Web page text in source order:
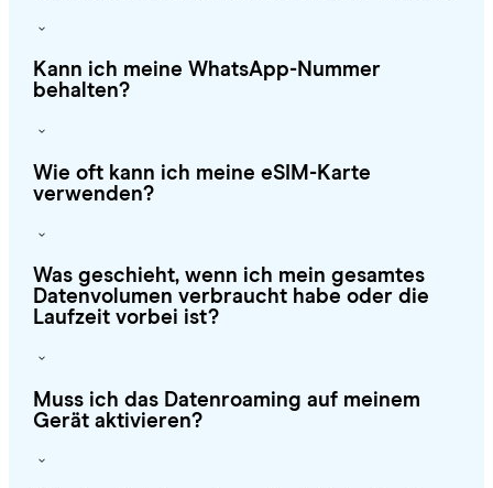
Kann ich meine WhatsApp-Nummer
behalten?
Wie oft kann ich meine eSIM-Karte
verwenden?
Was geschieht, wenn ich mein gesamtes
Datenvolumen verbraucht habe oder die
Laufzeit vorbei ist?
Muss ich das Datenroaming auf meinem
Gerät aktivieren?